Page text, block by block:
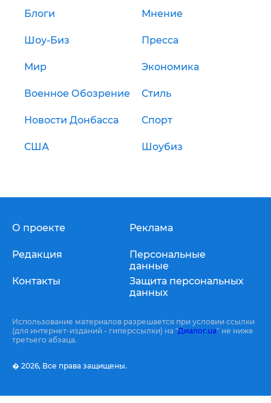
Блоги Мнение
Шоу-Биз Пресса
Мир Экономика
Военное Обозрение Стиль
Новости Донбасса Спорт
США Шоубиз
О проекте
Редакция
Контакты
Реклама
Персональные
данные
Защита персональных
данных
Использование материалов разрешается при условии ссылки
(для интернет-изданий - гиперссылки) на "Диалог.ua" не ниже
третьего абзаца.
� 2026, Все права защищены.